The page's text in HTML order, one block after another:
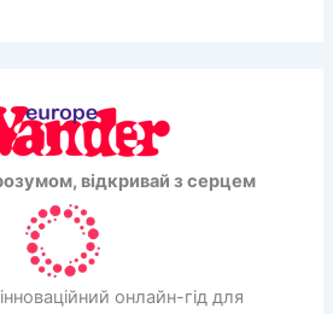
відкривай з серцем
онлайн-гід для